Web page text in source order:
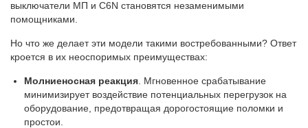
выключатели МП и C6N становятся незаменимыми
помощниками.
Но что же делает эти модели такими востребованными? Ответ
кроется в их неоспоримых преимуществах:
Молниеносная реакция . Мгновенное срабатывание
минимизирует воздействие потенциальных перегрузок на
оборудование, предотвращая дорогостоящие поломки и
простои.